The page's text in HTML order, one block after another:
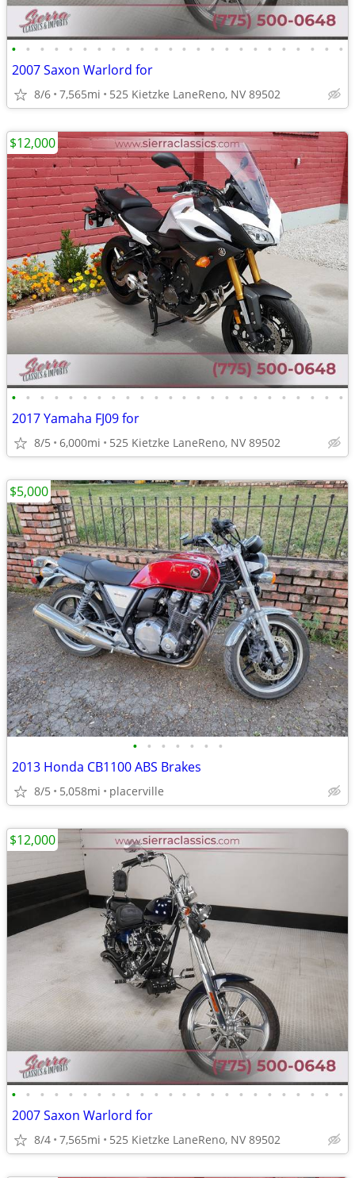
• • • • • • • • • • • • • • • • • • • • • • • •
2007 Saxon Warlord for
8/6 7,565mi 525 Kietzke LaneReno, NV 89502
• • • • • • • • • • • • • • • • • • • • • • • •
2017 Yamaha FJ09 for
8/5 6,000mi 525 Kietzke LaneReno, NV 89502
$12,000
• • • • • • •
2013 Honda CB1100 ABS Brakes
8/5 5,058mi placerville
$5,000
• • • • • • • • • • • • • • • • • • • • • • • •
2007 Saxon Warlord for
8/4 7,565mi 525 Kietzke LaneReno, NV 89502
$12,000